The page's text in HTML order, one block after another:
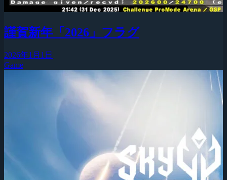
謹賀新年「2026」フラグ
2026年1月1日
Game